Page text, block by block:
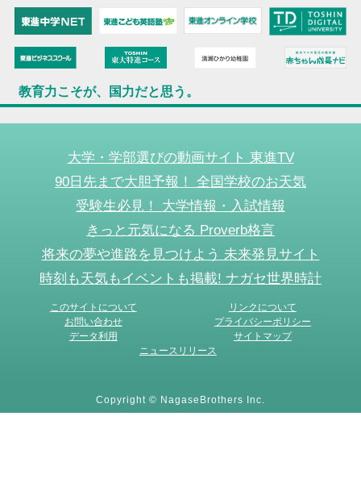
教育力こそが、国力だと思う。
大学・学部選びの動画サイト 東進TV
90日先まで大胆予報！ 全国学校のお天気
受験生必見！ 大学情報・入試情報
きっと元気になる Proverb格言
将来の夢や進路を見つけよう 未来発見サイト
時刻も天気もイベントも掲載! ナガセ世界時計
このサイトについて
リンクについて
お問い合わせ
プライバシーポリシー
データ利用
サイトマップ
ニュースリリース
Copyright © NagaseBrothers Inc.